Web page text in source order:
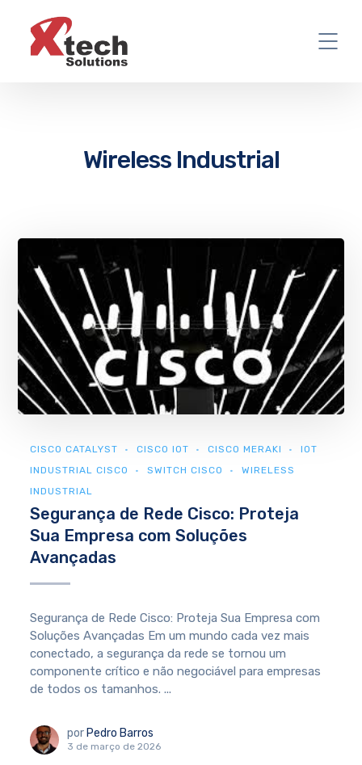
Wireless Industrial
CISCO CATALYST CISCO IOT CISCO MERAKI
IOT
INDUSTRIAL CISCO
SWITCH CISCO
WIRELESS
INDUSTRIAL
Segurança de Rede Cisco: Proteja
Sua Empresa com Soluções
Avançadas
Segurança de Rede Cisco: Proteja Sua Empresa com
Soluções Avançadas Em um mundo cada vez mais
conectado, a segurança da rede se tornou um
componente crítico e não negociável para empresas
de todos os tamanhos. ...
por Pedro Barros
3 de março de 2026